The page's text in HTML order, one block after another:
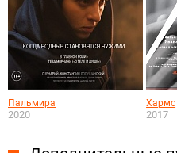
Пальмира
2020
Хармс
2017